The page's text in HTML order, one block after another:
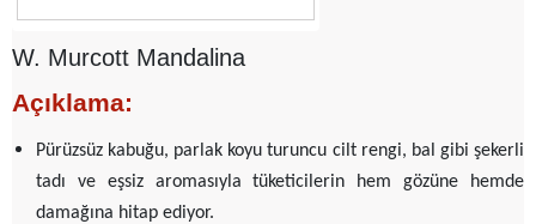
W. Murcott Mandalina
Açıklama:
Pürüzsüz kabuğu, parlak koyu turuncu cilt rengi, bal gibi şekerli
tadı ve eşsiz aromasıyla tüketicilerin hem gözüne hemde
damağına hitap ediyor.